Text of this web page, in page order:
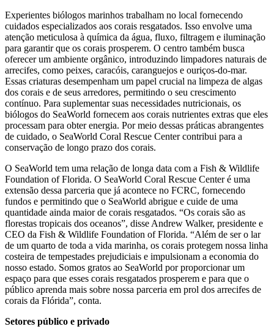
Experientes biólogos marinhos trabalham no local fornecendo
cuidados especializados aos corais resgatados. Isso envolve uma
atenção meticulosa à química da água, fluxo, filtragem e iluminação
para garantir que os corais prosperem. O centro também busca
oferecer um ambiente orgânico, introduzindo limpadores naturais de
arrecifes, como peixes, caracóis, caranguejos e ouriços-do-mar.
Essas criaturas desempenham um papel crucial na limpeza de algas
dos corais e de seus arredores, permitindo o seu crescimento
contínuo. Para suplementar suas necessidades nutricionais, os
biólogos do SeaWorld fornecem aos corais nutrientes extras que eles
processam para obter energia. Por meio dessas práticas abrangentes
de cuidado, o SeaWorld Coral Rescue Center contribui para a
conservação de longo prazo dos corais.
O SeaWorld tem uma relação de longa data com a Fish & Wildlife
Foundation of Florida. O SeaWorld Coral Rescue Center é uma
extensão dessa parceria que já acontece no FCRC, fornecendo
fundos e permitindo que o SeaWorld abrigue e cuide de uma
quantidade ainda maior de corais resgatados. “Os corais são as
florestas tropicais dos oceanos”, disse Andrew Walker, presidente e
CEO da Fish & Wildlife Foundation of Florida. “Além de ser o lar
de um quarto de toda a vida marinha, os corais protegem nossa linha
costeira de tempestades prejudiciais e impulsionam a economia do
nosso estado. Somos gratos ao SeaWorld por proporcionar um
espaço para que esses corais resgatados prosperem e para que o
público aprenda mais sobre nossa parceria em prol dos arrecifes de
corais da Flórida”, conta.
Setores público e privado